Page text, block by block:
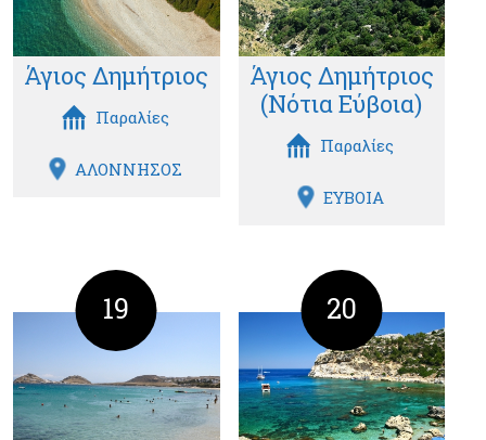
Άγιος Δημήτριος
Παραλίες
ΑΛΟΝΝΗΣΟΣ
Άγιος Δημήτριος
(Νότια Εύβοια)
Παραλίες
ΕΥΒΟΙΑ
19 20